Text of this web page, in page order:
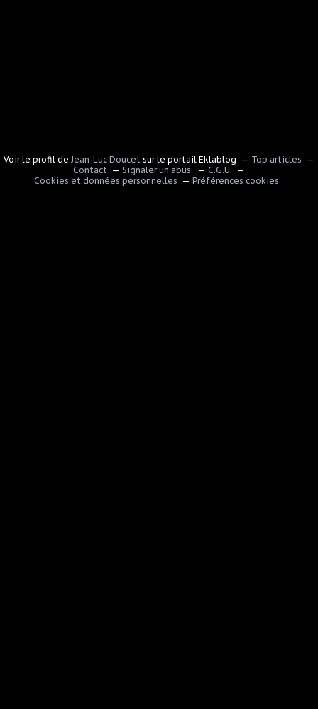
Voir le profil de Jean-Luc Doucet sur le portail Eklablog
Top articles
Contact
Signaler un abus
C.G.U.
Cookies et données personnelles
Préférences cookies